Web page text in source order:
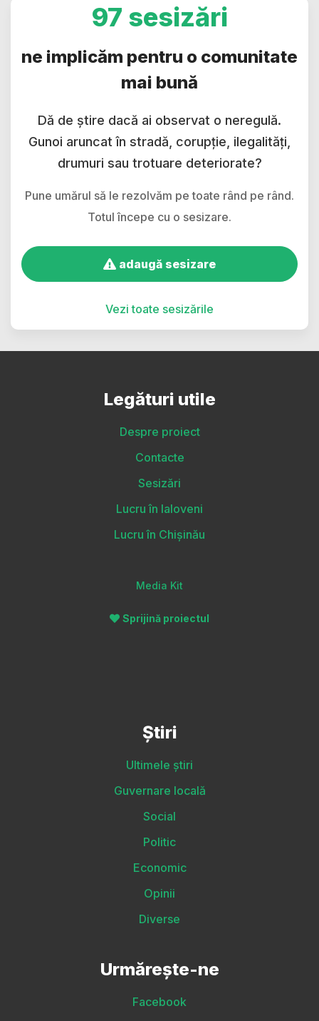
97 sesizări
ne implicăm pentru o comunitate
mai bună
Dă de știre dacă ai observat o neregulă.
Gunoi aruncat în stradă, corupție, ilegalități,
drumuri sau trotuare deteriorate?
Pune umărul să le rezolvăm pe toate rând pe rând.
Totul începe cu o sesizare.
adaugă sesizare
Vezi toate sesizările
Legături utile
Despre proiect
Contacte
Sesizări
Lucru în Ialoveni
Lucru în Chișinău
Media Kit
Sprijină proiectul
Știri
Ultimele știri
Guvernare locală
Social
Politic
Economic
Opinii
Diverse
Urmărește-ne
Facebook